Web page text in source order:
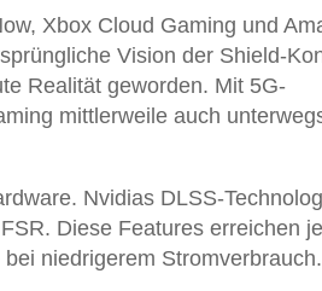
Xbox Cloud Gaming und
Vision der Shield-
Realität geworden. Mit 5G-
mittlerweile auch
Nvidias DLSS-
Diese Features erreichen
niedrigerem Stromverbrauch.